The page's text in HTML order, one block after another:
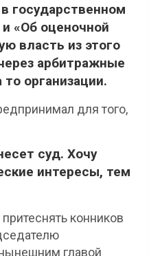
государственном
«Об оценочной
власть из этого
арбитражные
организации.
для того,
суд. Хочу
интересы, тем
конников
главой